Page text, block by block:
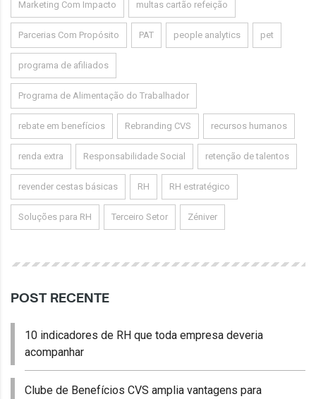
Marketing Com Impacto multas cartão refeição
Parcerias Com Propósito PAT people analytics pet
programa de afiliados
Programa de Alimentação do Trabalhador
rebate em benefícios Rebranding CVS recursos humanos
renda extra Responsabilidade Social retenção de talentos
revender cestas básicas RH RH estratégico
Soluções para RH Terceiro Setor Zéniver
POST RECENTE
10 indicadores de RH que toda empresa deveria
acompanhar
Clube de Benefícios CVS amplia vantagens para